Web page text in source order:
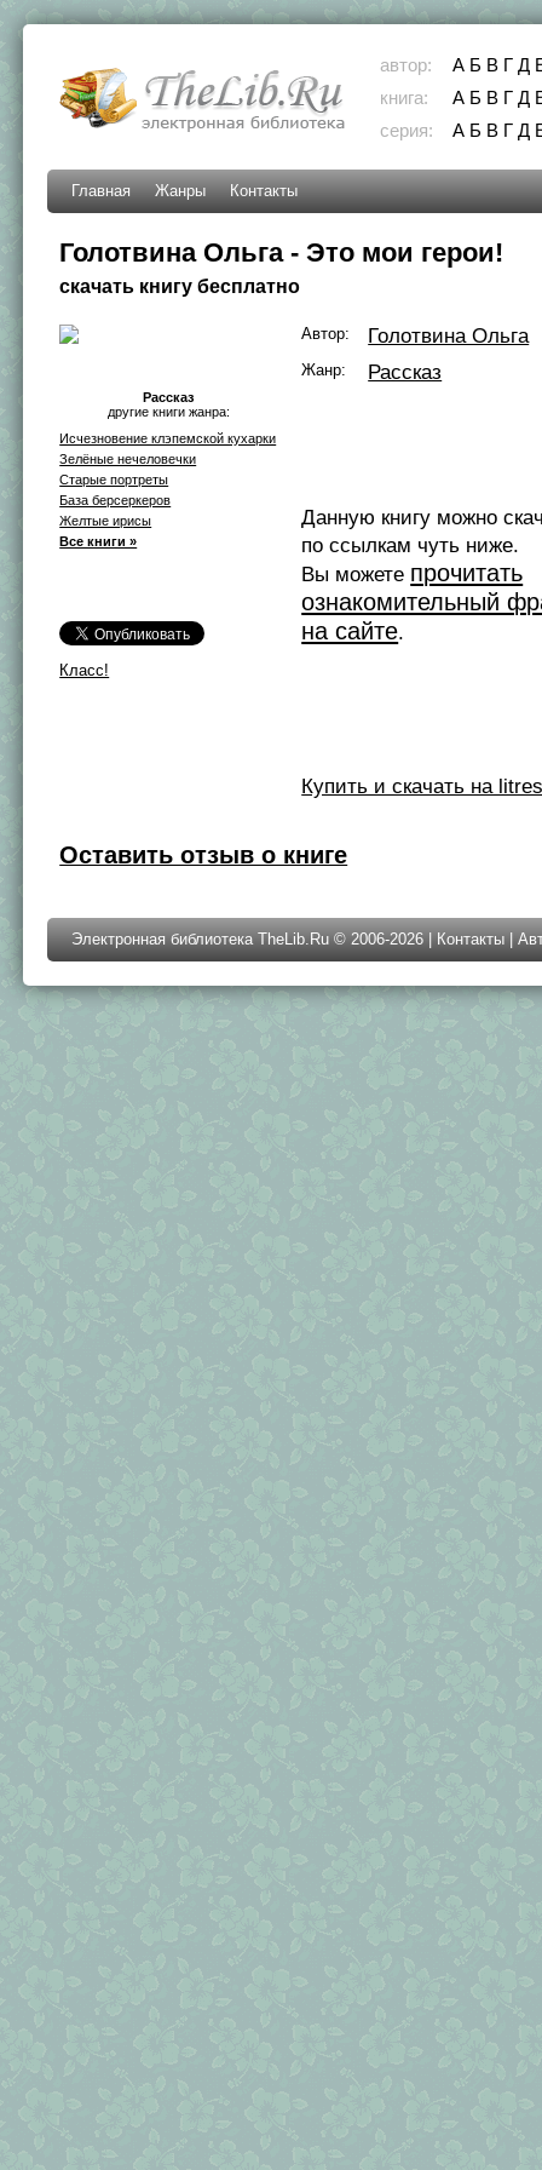
автор: А Б В Г Д
книга:
А Б В Г Д
серия:
А Б В Г Д
Главная Жанры Контакты
Голотвина Ольга - Это мои герои!
скачать книгу бесплатно
Рассказ
другие книги жанра:
Исчезновение клэпемской кухарки
Зелёные нечеловечки
Старые портреты
База берсеркеров
Желтые ирисы
Все книги »
Класс!
Автор: Голотвина Ольга
Жанр: Рассказ
Данную книгу можно
по ссылкам чуть ниже.
Вы можете прочитать
ознакомительный
на сайте.
Купить и скачать на
Оставить отзыв о книге
Электронная библиотека TheLib.Ru © 2006-2026 | Контакты |